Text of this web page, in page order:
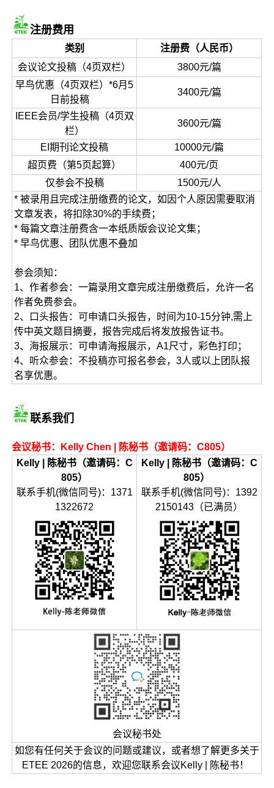
注册费用
类别
注册费（人民币）
会议论文投稿（4页双栏）
3800元/篇
早鸟优惠（4页双栏）*6月5
日前投稿
3400元/篇
IEEE会员/学生投稿（4页双
栏）
3600元/篇
EI期刊论文投稿
10000元/篇
超页费（第5页起算）
400元/页
仅参会不投稿
1500元/人
* 被录用且完成注册缴费的论文，如因个人原因需要取消
文章发表，将扣除30%的手续费；
* 每篇文章注册费含一本纸质版会议论文集；
* 早鸟优惠、团队优惠不叠加
参会须知：
1、作者参会：一篇录用文章完成注册缴费后，允许一名
作者免费参会。
2、口头报告：可申请口头报告，时间为10-15分钟,需上
传中英文题目摘要，报告完成后将发放报告证书。
3、海报展示：可申请海报展示，A1尺寸，彩色打印；
4、听众参会：不投稿亦可报名参会，3人或以上团队报
名享优惠。
联系我们
会议秘书：Kelly Chen | 陈秘书（邀请码：C805）
Kelly | 陈秘书（邀请码：C
805）
联系手机(微信同号)：1371
1322672
Kelly | 陈秘书（邀请码：C
805）
联系手机(微信同号)：1392
2150143（已满员）
会议秘书处
如您有任何关于会议的问题或建议，或者想了解更多关于
ETEE 2026的信息，欢迎您联系会议Kelly | 陈秘书！